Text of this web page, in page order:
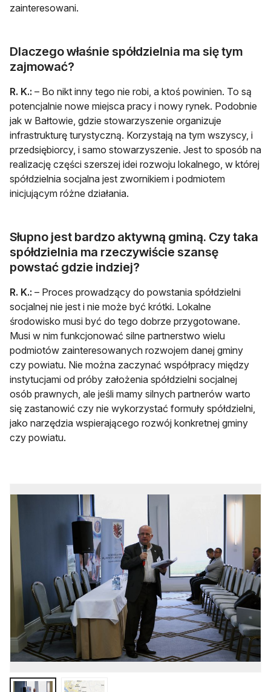
zainteresowani.
Dlaczego właśnie spółdzielnia ma się tym
zajmować?
R. K.: – Bo nikt inny tego nie robi, a ktoś powinien. To są
potencjalnie nowe miejsca pracy i nowy rynek. Podobnie
jak w Bałtowie, gdzie stowarzyszenie organizuje
infrastrukturę turystyczną. Korzystają na tym wszyscy, i
przedsiębiorcy, i samo stowarzyszenie. Jest to sposób na
realizację części szerszej idei rozwoju lokalnego, w której
spółdzielnia socjalna jest zwornikiem i podmiotem
inicjującym różne działania.
Słupno jest bardzo aktywną gminą. Czy taka
spółdzielnia ma rzeczywiście szansę
powstać gdzie indziej?
R. K.: – Proces prowadzący do powstania spółdzielni
socjalnej nie jest i nie może być krótki. Lokalne
środowisko musi być do tego dobrze przygotowane.
Musi w nim funkcjonować silne partnerstwo wielu
podmiotów zainteresowanych rozwojem danej gminy
czy powiatu. Nie można zaczynać współpracy między
instytucjami od próby założenia spółdzielni socjalnej
osób prawnych, ale jeśli mamy silnych partnerów warto
się zastanowić czy nie wykorzystać formuły spółdzielni,
jako narzędzia wspierającego rozwój konkretnej gminy
czy powiatu.